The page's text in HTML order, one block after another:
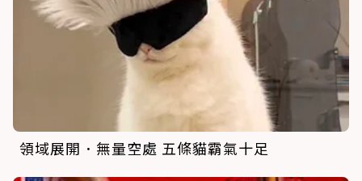
領域展開．無量空處 五條貓霸氣十足